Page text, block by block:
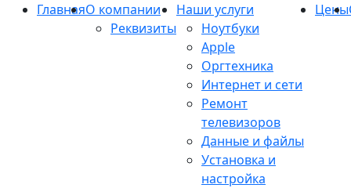
ГлавнаяО компании
Реквизиты
Наши услуги
Ноутбуки
Apple
Оргтехника
Интернет и сети
Ремонт
телевизоров
Данные и файлы
Установка и
настройка
Цены